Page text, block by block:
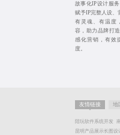
故事化IP设计服
赋予IP完整人设、
有灵魂、有温度
容，助力品牌打
感化营销，有效
度。
友情链接 地
陪玩软件系统开发
昆明产品展示长图设